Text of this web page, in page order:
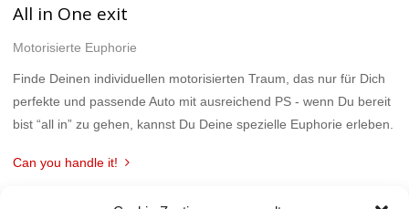
All in One exit
Motorisierte Euphorie
Finde Deinen individuellen motorisierten Traum, das nur für Dich
perfekte und passende Auto mit ausreichend PS - wenn Du bereit
bist “all in” zu gehen, kannst Du Deine spezielle Euphorie erleben.
Can you handle it!